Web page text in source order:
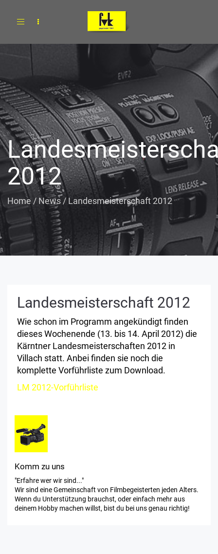
Toggle
2012
Home / News / Landesmeisterschaft 2012
Landesmeisterschaft 2012
Wie schon im Programm angekündigt finden
dieses Wochenende (13. bis 14. April 2012) die
Kärntner Landesmeisterschaften 2012 in
Villach statt. Anbei finden sie noch die
komplette Vorführliste zum Download.
LM 2012-Vorführliste
Komm zu uns
"Erfahre wer wir sind..."
Wir sind eine Gemeinschaft von Filmbegeisterten jeden Alters.
Wenn du Unterstützung brauchst, oder einfach mehr aus
deinem Hobby machen willst, bist du bei uns genau richtig!